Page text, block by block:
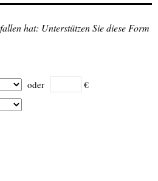
hat: Unterstützen Sie diese Form
oder €